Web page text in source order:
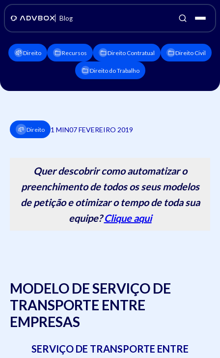
Blog
Direito Recursos Direito Contratual Direito Civil
Direito do Trabalho
Direito 1 MIN07 FEVEREIRO 2019
Quer descobrir como automatizar o
preenchimento de todos os seus modelos
de petição e otimizar o tempo de toda sua
equipe?Clique aqui
MODELO DE SERVIÇO DE
TRANSPORTE ENTRE
EMPRESAS
SERVIÇO DE TRANSPORTE ENTRE